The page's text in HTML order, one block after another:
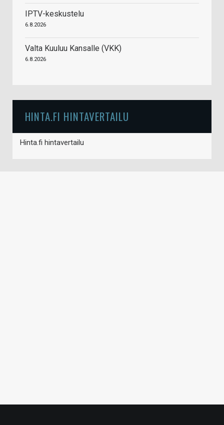
IPTV-keskustelu
6.8.2026
Valta Kuuluu Kansalle (VKK)
6.8.2026
HINTA.FI HINTAVERTAILU
Hinta.fi hintavertailu